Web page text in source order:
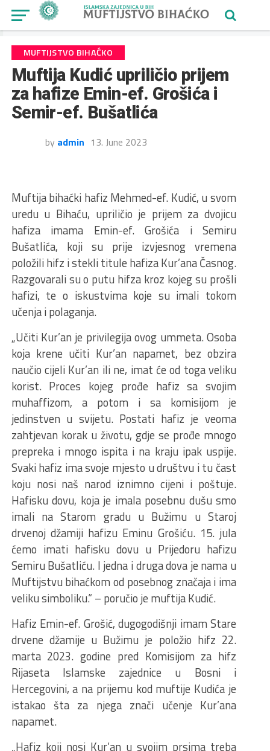
MUFTIJSTVO BIHAĆKO
Muftija Kudić upriličio prijem
za hafize Emin-ef. Grošića i
Semir-ef. Bušatlića
by admin 13. June 2023
Muftija bihaćki hafiz Mehmed-ef. Kudić, u svom
uredu u Bihaću, upriličio je prijem za dvojicu
hafiza imama Emin-ef. Grošića i Semiru
Bušatlića, koji su prije izvjesnog vremena
položili hifz i stekli titule hafiza Kur’ana Časnog.
Razgovarali su o putu hifza kroz kojeg su prošli
hafizi, te o iskustvima koje su imali tokom
učenja i polaganja.
„Učiti Kur’an je privilegija ovog ummeta. Osoba
koja krene učiti Kur’an napamet, bez obzira
naučio cijeli Kur’an ili ne, imat će od toga veliku
korist. Proces kojeg prođe hafiz sa svojim
muhaffizom, a potom i sa komisijom je
jedinstven u svijetu. Postati hafiz je veoma
zahtjevan korak u životu, gdje se prođe mnogo
prepreka i mnogo ispita i na kraju ipak uspije.
Svaki hafiz ima svoje mjesto u društvu i tu čast
koju nosi naš narod iznimno cijeni i poštuje.
Hafisku dovu, koja je imala posebnu dušu smo
imali na Starom gradu u Bužimu u Staroj
drvenoj džamiji hafizu Eminu Grošiću. 15. jula
ćemo imati hafisku dovu u Prijedoru hafizu
Semiru Bušatliću. I jedna i druga dova je nama u
Muftijstvu bihaćkom od posebnog značaja i ima
veliku simboliku.“ – poručio je muftija Kudić.
Hafiz Emin-ef. Grošić, dugogodišnji imam Stare
drvene džamije u Bužimu je položio hifz 22.
marta 2023. godine pred Komisijom za hifz
Rijaseta Islamske zajednice u Bosni i
Hercegovini, a na prijemu kod muftije Kudića je
istakao šta za njega znači učenje Kur’ana
napamet.
„Hafiz koji nosi Kur’an u svojim prsima treba